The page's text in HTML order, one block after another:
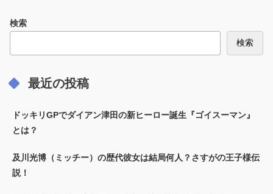
検索
検索
最近の投稿
ドッキリGPでダイアン津田の新ヒーロー誕生『ゴイスーマン』
とは？
及川光博（ミッチー）の歴代彼女は結局何人？さすがの王子様伝
説！